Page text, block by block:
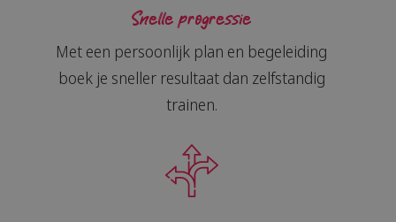
Snelle progressie
Met een persoonlijk plan en begeleiding
boek je sneller resultaat dan zelfstandig
trainen.